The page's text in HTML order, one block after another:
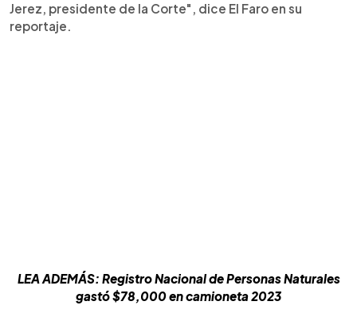
Jerez, presidente de la Corte", dice El Faro en su
reportaje.
LEA ADEMÁS: Registro Nacional de Personas Naturales
gastó $78,000 en camioneta 2023